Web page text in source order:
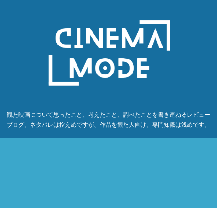
観た映画について思ったこと、考えたこと、調べたことを書き連ねるレビュー
ブログ。ネタバレは控えめですが、作品を観た人向け。専門知識は浅めです。